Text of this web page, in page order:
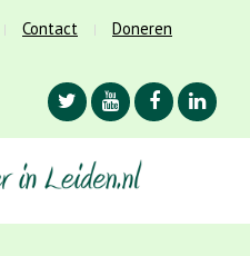
Contact
Doneren